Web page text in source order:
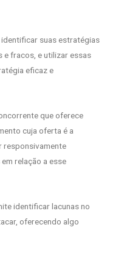
suas estratégias
fracos, e utilizar essas
eficaz e
que oferece
cuja oferta é a
responsivamente
relação a esse
identificar lacunas no
oferecendo algo